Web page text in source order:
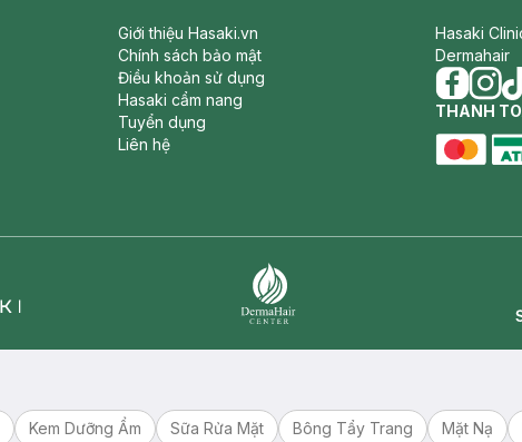
Giới thiệu Hasaki.vn
Chính sách bảo mật
Điều khoản sử dụng
Hasaki cẩm nang
Tuyển dụng
Liên hệ
Hasaki
Dermahair
facebook
THANH
Kem Dưỡng Ẩm Sữa Rửa Mặt Bông Tẩy Trang Mặt Nạ